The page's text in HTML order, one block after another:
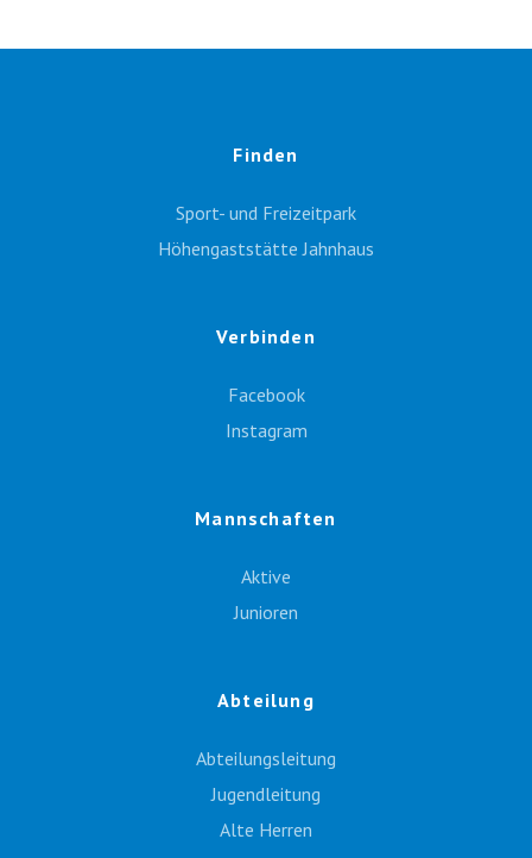
Finden
Sport- und Freizeitpark
Höhengaststätte Jahnhaus
Verbinden
Facebook
Instagram
Mannschaften
Aktive
Junioren
Abteilung
Abteilungsleitung
Jugendleitung
Alte Herren